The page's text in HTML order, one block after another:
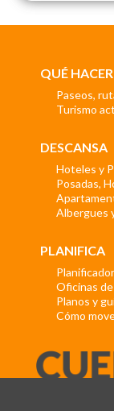
QUÉ HACER
Paseos,
Turismo
DESCANSA
Hoteles y
Posadas,
Albergues
PLANIFICA
Planificador
Oficinas
Planos y
Cómo